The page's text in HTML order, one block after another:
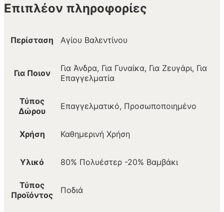
Επιπλέον πληροφορίες
Περίσταση Αγίου Βαλεντίνου
Για Ποιον
Για Άνδρα, Για Γυναίκα, Για Ζευγάρι, Για
Επαγγελματία
Τύπος
Δώρου
Επαγγελματικό, Προσωποποιημένο
Χρήση Καθημερινή Χρήση
Υλικό 80% Πολυέστερ -20% Βαμβάκι
Τύπος
Προϊόντος
Ποδιά